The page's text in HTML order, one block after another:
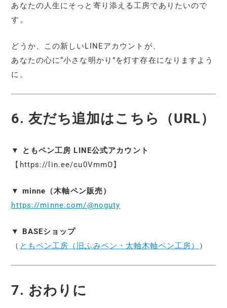
あなたの人生にそっと寄り添える工房でありたいので
す。
どうか、この新しいLINEアカウントが、
あなたの心に“小さな明かり”を灯す存在になりますよう
に。
6. 友だち追加はこちら（URL）
▼
ともペン工房 LINE公式アカウント
【https://lin.ee/cu0VmmO】
▼ minne（木軸ペン販売）
https://minne.com/@noguty
▼
BASEショップ
（ ともペン工房（旧ふみペン・太軸木軸ペン工房） ）
7. おわりに